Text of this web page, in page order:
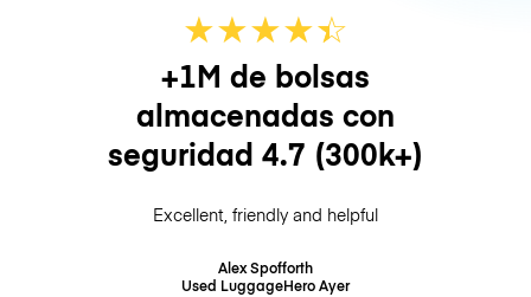
★★★★☆
★
+1M de bolsas
almacenadas con
seguridad 4.7 (300k+)
Excellent, friendly and helpful
Alex Spofforth
Used LuggageHeroAyer